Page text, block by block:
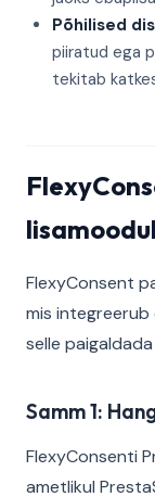
Põhilised
piiratud ega
tekitab
FlexyConsent
mis integreerub
selle
Samm 1:
FlexyConsenti
ametlikul